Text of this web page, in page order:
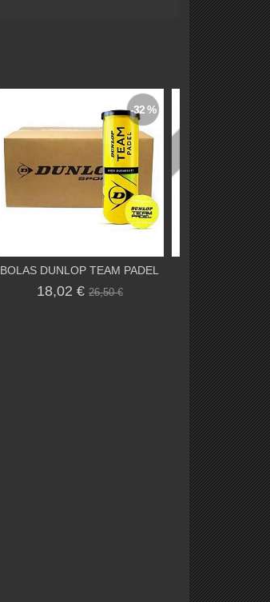
-32 %
BOLAS DUNLOP TEAM PADEL
18,02 € 26,50 €